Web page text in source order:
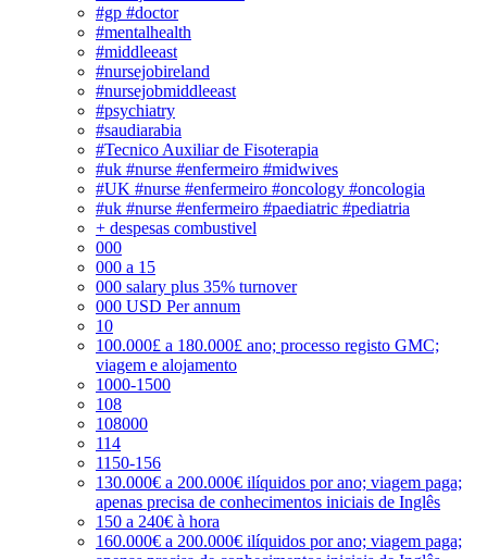
#gp #doctor
#mentalhealth
#middleeast
#nursejobireland
#nursejobmiddleeast
#psychiatry
#saudiarabia
#Tecnico Auxiliar de Fisoterapia
#uk #nurse #enfermeiro #midwives
#UK #nurse #enfermeiro #oncology #oncologia
#uk #nurse #enfermeiro #paediatric #pediatria
+ despesas combustivel
000
000 a 15
000 salary plus 35% turnover
000 USD Per annum
10
100.000£ a 180.000£ ano; processo registo GMC;
viagem e alojamento
1000-1500
108
108000
114
1150-156
130.000€ a 200.000€ ilíquidos por ano; viagem paga;
apenas precisa de conhecimentos iniciais de Inglês
150 a 240€ à hora
160.000€ a 200.000€ ilíquidos por ano; viagem paga;